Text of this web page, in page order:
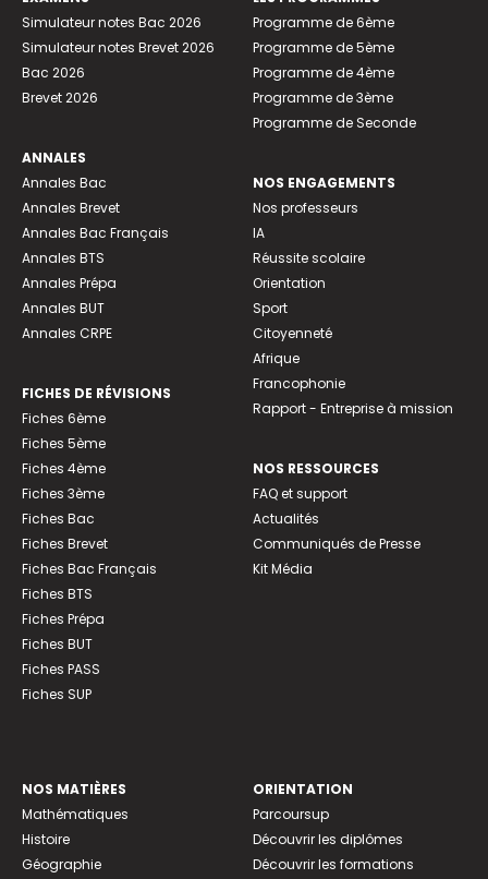
Simulateur notes Bac 2026
Simulateur notes Brevet 2026
Bac 2026
Brevet 2026
ANNALES
Annales Bac
Annales Brevet
Annales Bac Français
Annales BTS
Annales Prépa
Annales BUT
Annales CRPE
FICHES DE RÉVISIONS
Fiches 6ème
Fiches 5ème
Fiches 4ème
Fiches 3ème
Fiches Bac
Fiches Brevet
Fiches Bac Français
Fiches BTS
Fiches Prépa
Fiches BUT
Fiches PASS
Fiches SUP
Programme de 6ème
Programme de 5ème
Programme de 4ème
Programme de 3ème
Programme de Seconde
NOS ENGAGEMENTS
Nos professeurs
IA
Réussite scolaire
Orientation
Sport
Citoyenneté
Afrique
Francophonie
Rapport - Entreprise à mission
NOS RESSOURCES
FAQ et support
Actualités
Communiqués de Presse
Kit Média
NOS MATIÈRES
Mathématiques
Histoire
Géographie
ORIENTATION
Parcoursup
Découvrir les diplômes
Découvrir les formations